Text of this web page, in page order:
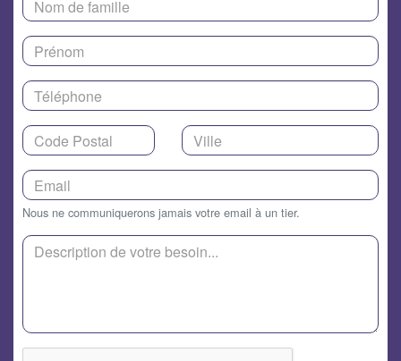
Nous ne communiquerons jamais votre email à un tier.